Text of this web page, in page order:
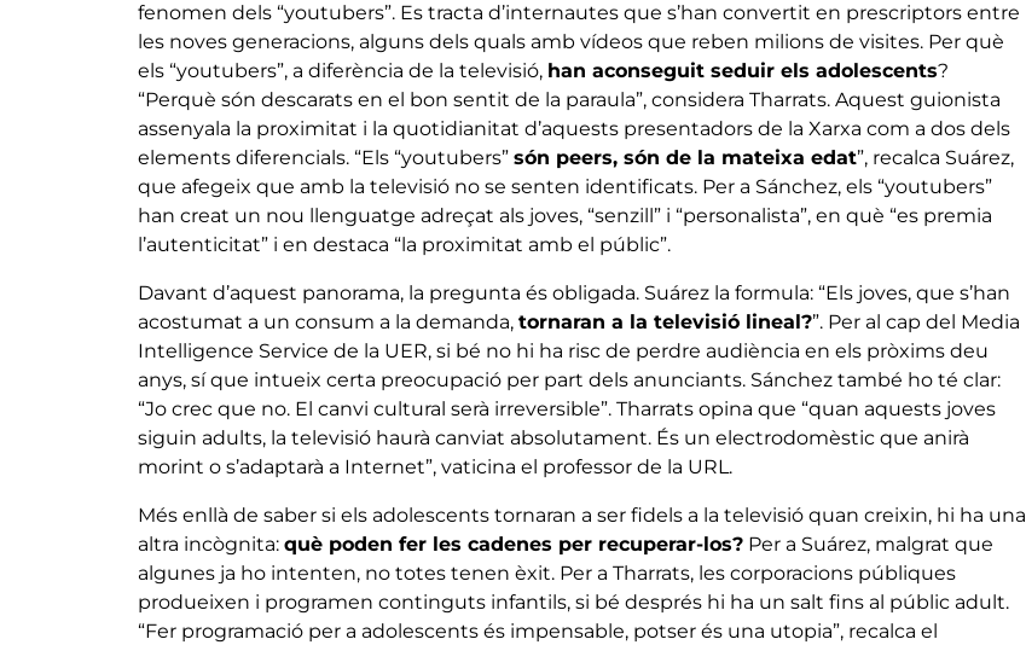
fenomen dels “youtubers”. Es tracta d’internautes que s’han convertit en prescriptors entre
les noves generacions, alguns dels quals amb vídeos que reben milions de visites. Per què
els “youtubers”, a diferència de la televisió, han aconseguit seduir els adolescents?
“Perquè són descarats en el bon sentit de la paraula”, considera Tharrats. Aquest guionista
assenyala la proximitat i la quotidianitat d’aquests presentadors de la Xarxa com a dos dels
elements diferencials. “Els “youtubers” són peers, són de la mateixa edat”, recalca Suárez,
que afegeix que amb la televisió no se senten identificats. Per a Sánchez, els “youtubers”
han creat un nou llenguatge adreçat als joves, “senzill” i “personalista”, en què “es premia
l’autenticitat” i en destaca “la proximitat amb el públic”.
Davant d’aquest panorama, la pregunta és obligada. Suárez la formula: “Els joves, que s’han
acostumat a un consum a la demanda, tornaran a la televisió lineal?”. Per al cap del Media
Intelligence Service de la UER, si bé no hi ha risc de perdre audiència en els pròxims deu
anys, sí que intueix certa preocupació per part dels anunciants. Sánchez també ho té clar:
“Jo crec que no. El canvi cultural serà irreversible”. Tharrats opina que “quan aquests joves
siguin adults, la televisió haurà canviat absolutament. És un electrodomèstic que anirà
morint o s’adaptarà a Internet”, vaticina el professor de la URL.
Més enllà de saber si els adolescents tornaran a ser fidels a la televisió quan creixin, hi ha una
altra incògnita: què poden fer les cadenes per recuperar-los? Per a Suárez, malgrat que
algunes ja ho intenten, no totes tenen èxit. Per a Tharrats, les corporacions públiques
produeixen i programen continguts infantils, si bé després hi ha un salt fins al públic adult.
“Fer programació per a adolescents és impensable, potser és una utopia”, recalca el